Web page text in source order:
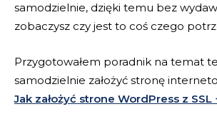
samodzielnie, dzięki temu bez
zobaczysz czy jest to coś czego
Przygotowałem poradnik na temat
samodzielnie założyć stronę
Jak założyć strone WordPress z SSL